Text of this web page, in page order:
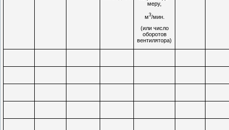
меру,
м3/мин.
(или чис­ло
оборотов
вентиля­тора)